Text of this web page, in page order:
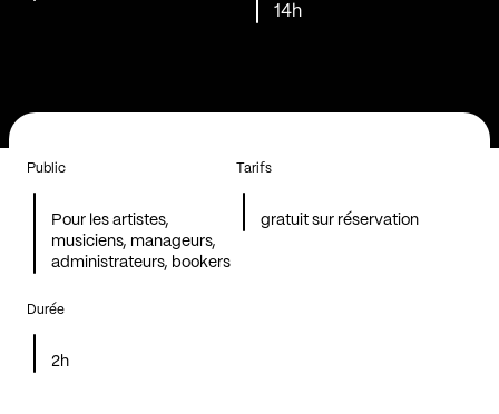
14h
Public
Pour les artistes,
musiciens, manageurs,
administrateurs, bookers
Tarifs
gratuit sur réservation
Durée
2h